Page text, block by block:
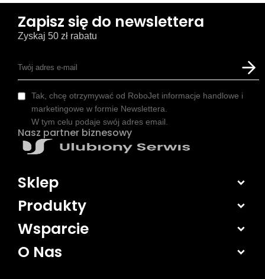
Sklep
Produkty
Wsparcie
O Nas
Zapisz się do newslettera
Zyskaj 50 zł rabatu
Tak, chcę otrzymywać od RoboJet informacje handlowe i
marketingowe w formie Newslettera.
W tym celu podaje swój adres email.
Nasz partner biznesowy